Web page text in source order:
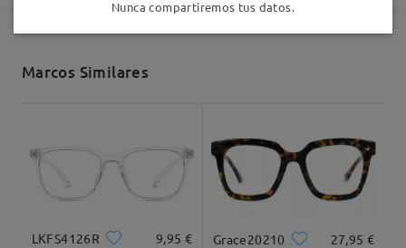
Marcos Similares
LKFS4126R 9,95 € Grace20210 27,95 €
Nunca compartiremos tus datos.